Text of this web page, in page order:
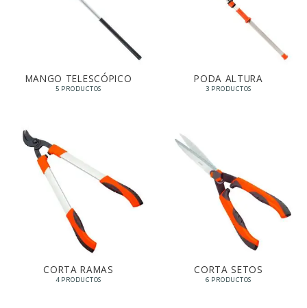
MANGO TELESCÓPICO
5 PRODUCTOS
PODA ALTURA
3 PRODUCTOS
CORTA RAMAS
4 PRODUCTOS
CORTA SETOS
6 PRODUCTOS